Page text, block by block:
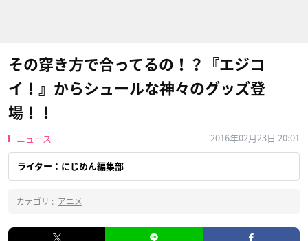
その穿き方で合ってるの！？『エジコ
イ！』からシュールな神々のグッズ登
場！！
ニュース 2016年02月23日 20:01
ライター：にじめん編集部
カテゴリ : アニメ